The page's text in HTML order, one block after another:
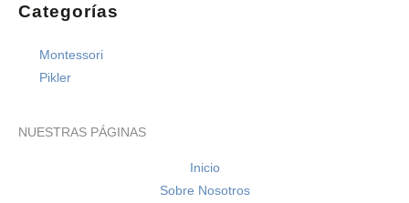
Categorías
Montessori
Pikler
NUESTRAS PÁGINAS
Inicio
Sobre Nosotros